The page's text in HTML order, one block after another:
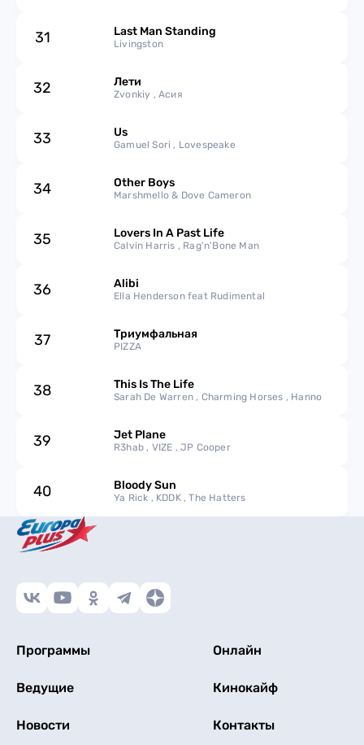
31 Last Man Standing
Livingston
32 Лети
Zvonkiy , Асия
33 Us
Gamuel Sori , Lovespeake
34 Other Boys
Marshmello & Dove Cameron
35 Lovers In A Past Life
Calvin Harris , Rag'n'Bone Man
36 Alibi
Ella Henderson feat Rudimental
37 Триумфальная
PIZZA
38 This Is The Life
Sarah De Warren , Charming Horses , Hanno
39 Jet Plane
R3hab , VIZE , JP Cooper
40 Bloody Sun
Ya Rick , KDDK , The Hatters
Программы Онлайн
Ведущие Кинокайф
Новости Контакты